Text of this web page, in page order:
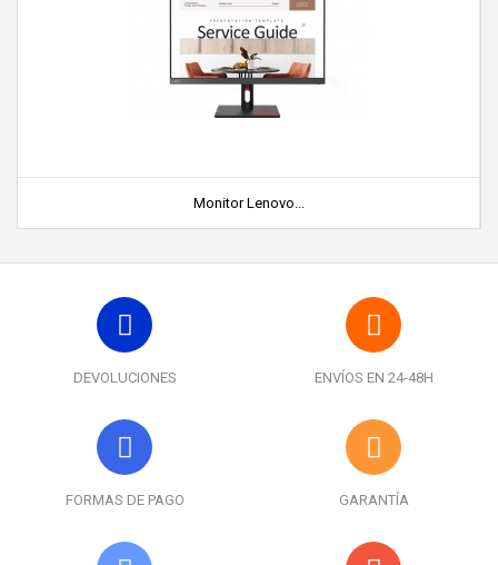
Monitor Lenovo...
DEVOLUCIONES ENVÍOS EN 24-48H
FORMAS DE PAGO GARANTÍA